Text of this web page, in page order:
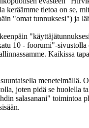
keräämme tietoa on se,
"omat tunnuksesi") ja
10 - foorumi"-sivustolla
Kaikissa
joten pidä se huolella
salasanani" toimintoa